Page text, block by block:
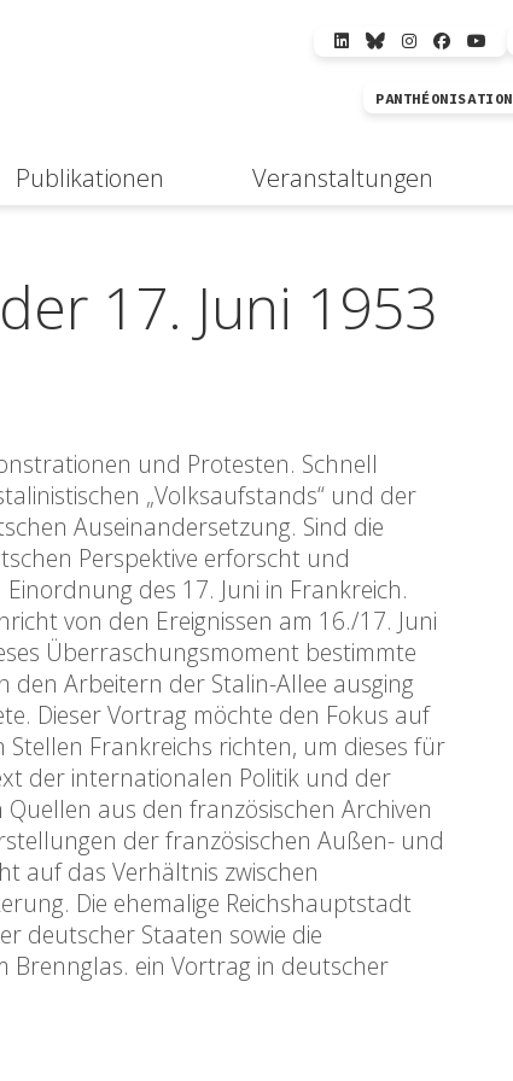
PANTHÉONISATION
Publikationen Veranstaltungen
17. Juni 1953
und Protesten. Schnell
„Volksaufstands“ und der
Auseinandersetzung. Sind die
Perspektive erforscht und
des 17. Juni in Frankreich.
von den Ereignissen am 16./17. Juni
Überraschungsmoment bestimmte
den Arbeitern der Stalin-Allee ausging
Dieser Vortrag möchte den Fokus auf
Frankreichs richten, um dieses für
der internationalen Politik und der
aus den französischen Archiven
der französischen Außen- und
auf das Verhältnis zwischen
Die ehemalige Reichshauptstadt
deutscher Staaten sowie die
Brennglas. ein Vortrag in deutscher